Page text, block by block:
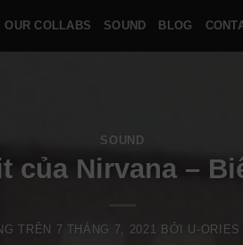
OUR COLLABS SOUND BLOG
SOUND
của Nirvana –
TRÊN 7 THÁNG 7, 2021 BỞI U-ORIES